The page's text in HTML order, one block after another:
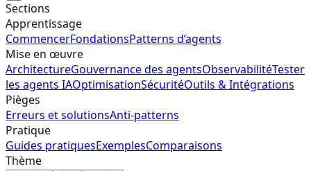
Sections
Apprentissage
CommencerFondationsPatterns d’agents
Mise en œuvre
ArchitectureGouvernance des agentsObservabilitéTester
les agents IAOptimisationSécuritéOutils & Intégrations
Pièges
Erreurs et solutionsAnti-patterns
Pratique
Guides pratiquesExemplesComparaisons
Thème